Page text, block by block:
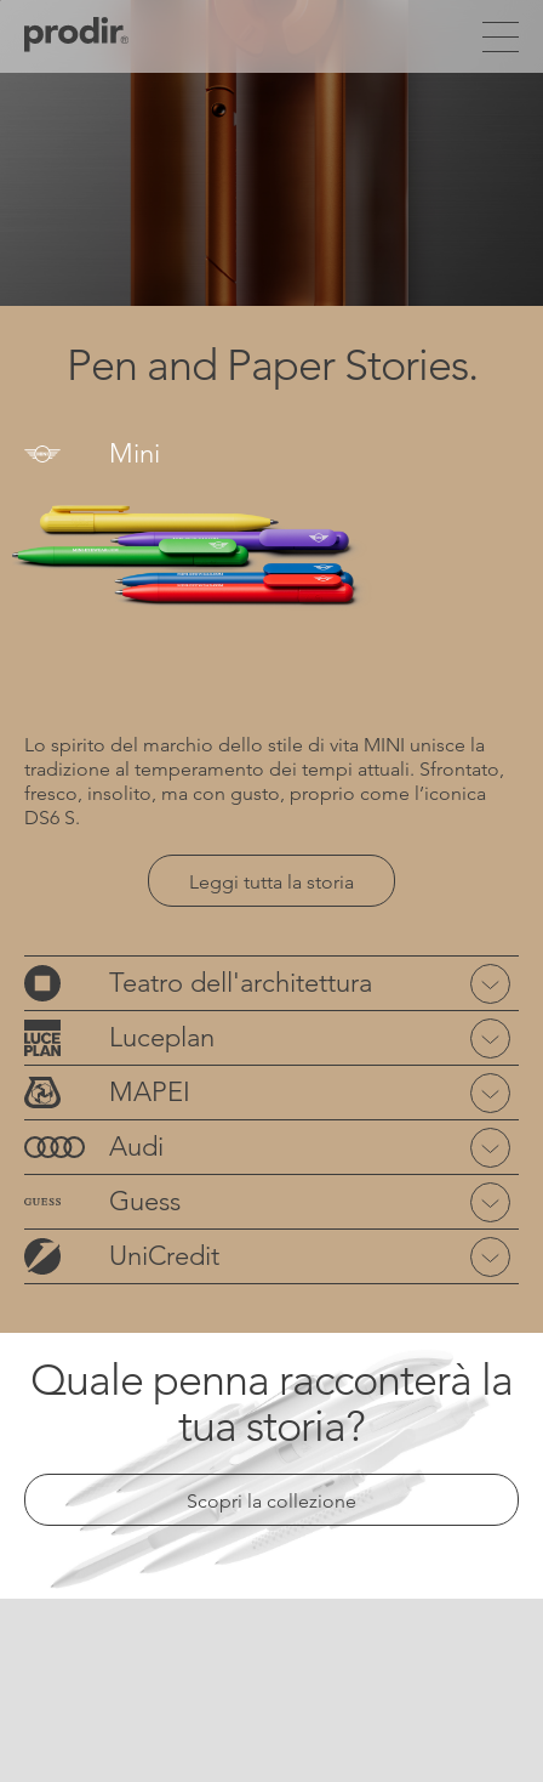
contenuto
Pen and Paper Stories.
Mini
Lo spirito del marchio dello stile di vita MINI unisce la
tradizione al temperamento dei tempi attuali. Sfrontato,
fresco, insolito, ma con gusto, proprio come l’iconica
DS6 S.
Leggi tutta la storia
Teatro dell'architettura
Luceplan
MAPEI
Audi
Guess
UniCredit
Quale penna racconterà la
tua storia?
Scopri la collezione